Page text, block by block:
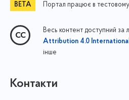
Портал працює в
Весь контент доступний за
Attribution 4.0
інше
Контакти